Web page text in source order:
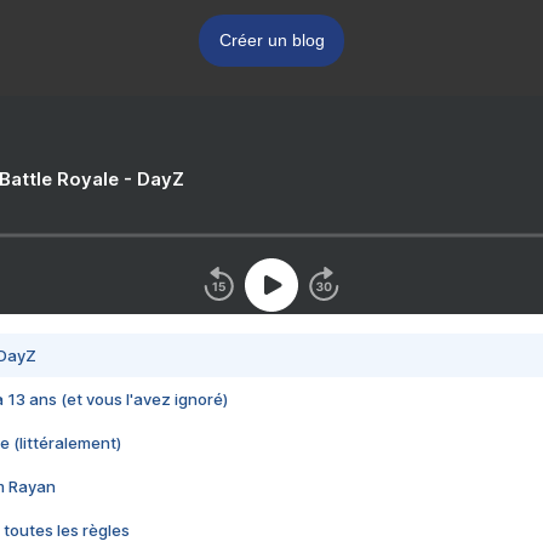
Créer un blog
Royale - DayZ
13 ans (et vous l'avez ignoré)
(littéralement)
Rayan
toutes les règles